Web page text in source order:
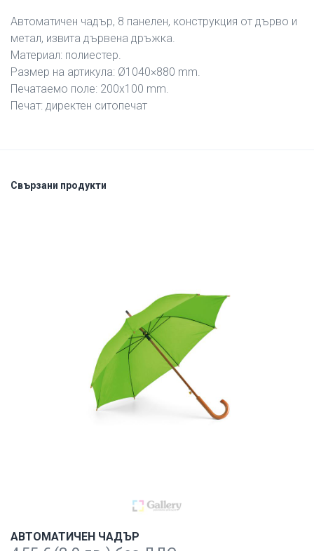
Aвтоматичен чадър, 8 панелен, конструкция от дърво и
метал, извита дървена дръжка.
Материал: полиестер.
Размер на артикула: Ø1040×880 mm.
Печатаемо поле: 200х100 mm.
Печат: директен ситопечат
Свързани продукти
АВТОМАТИЧЕН ЧАДЪР